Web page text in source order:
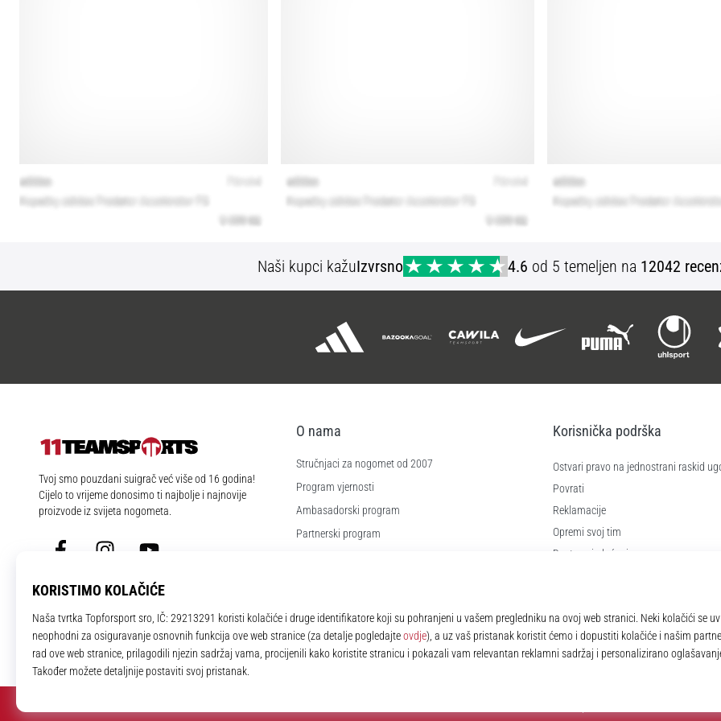
Naši kupci kažuIzvrsno 4.6 od 5 temeljen na 12042
11teamsports.hr
Tvoj smo pouzdani suigrač već više od 16 godina!
Cijelo to vrijeme donosimo ti najbolje i najnovije
proizvode iz svijeta nogometa.
FacebookInstagramYouTube
O nama
Stručnjaci za nogomet od 2007
Program vjernosti
Ambasadorski program
Partnerski program
Korisnička podrška
Ostvari pravo na jednostrani raskid
Povrati
Reklamacije
Opremi svoj tim
Dostava i plaćanje
Najčešća pitanja
Pravila o zaštiti osobnih podataka